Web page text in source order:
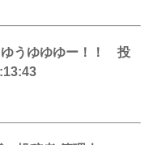
うゆゆゆー！！ 投